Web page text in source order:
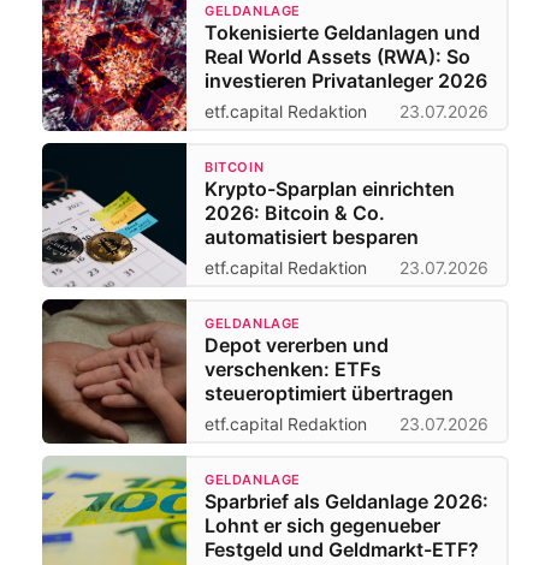
GELDANLAGE
Tokenisierte Geldanlagen und
Real World Assets (RWA): So
investieren Privatanleger 2026
etf.capital Redaktion 23.07.2026
BITCOIN
Krypto-Sparplan einrichten
2026: Bitcoin & Co.
automatisiert besparen
etf.capital Redaktion 23.07.2026
GELDANLAGE
Depot vererben und
verschenken: ETFs
steueroptimiert übertragen
etf.capital Redaktion 23.07.2026
GELDANLAGE
Sparbrief als Geldanlage 2026:
Lohnt er sich gegenueber
Festgeld und Geldmarkt-ETF?